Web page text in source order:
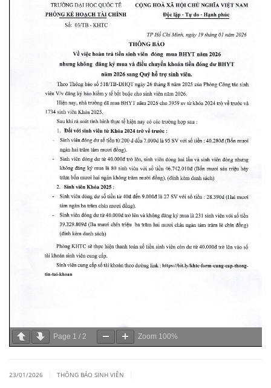
Page 1 / 2 Zoom 100%
23/01/2026 THÔNG BÁO SINH VIÊN